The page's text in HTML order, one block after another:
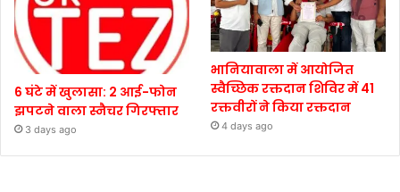
6 घंटे में खुलासा: 2 आई-फोन
झपटने वाला स्नैचर गिरफ्तार
3 days ago
भानियावाला में आयोजित
स्वैच्छिक रक्तदान शिविर में 41
रक्तवीरों ने किया रक्तदान
4 days ago